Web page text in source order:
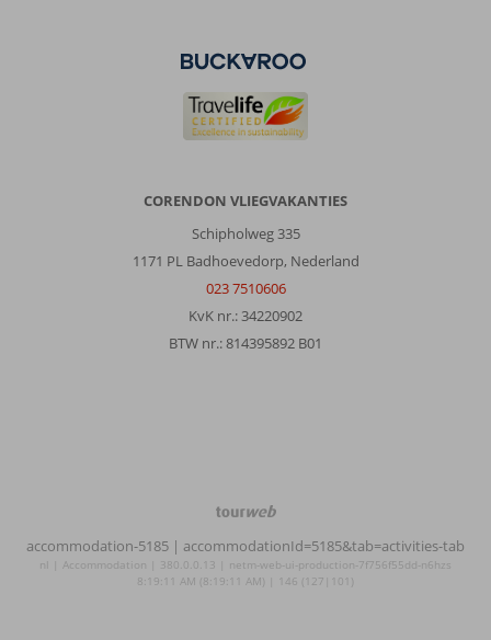
CORENDON VLIEGVAKANTIES
Schipholweg 335
1171 PL Badhoevedorp, Nederland
023 7510606
KvK nr.: 34220902
BTW nr.: 814395892 B01
TourWeb
©
NetMatch
accommodation-5185 | accommodationId=5185&tab=activities-tab
nl | Accommodation | 380.0.0.13 | netm-web-ui-production-7f756f55dd-n6hzs
8:19:11 AM (8:19:11 AM) | 146 (127|101)